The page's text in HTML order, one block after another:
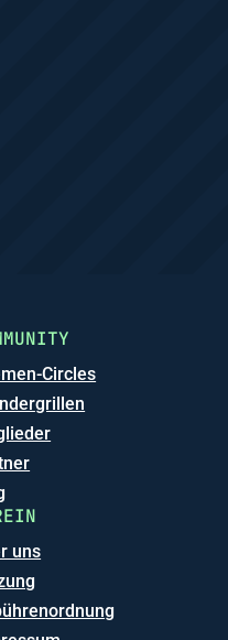
Circles
uns